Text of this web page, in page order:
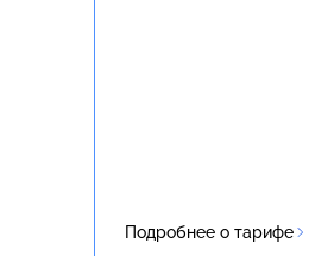
Подробнее о тарифе